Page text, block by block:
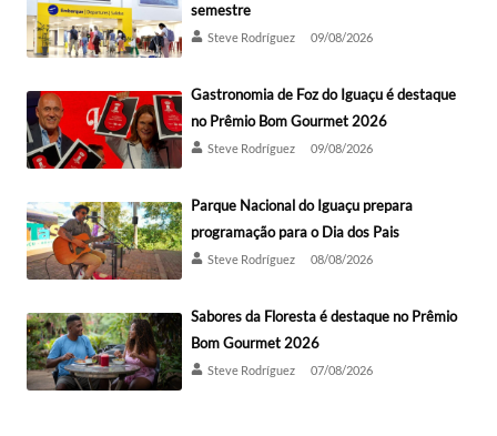
semestre
Steve Rodríguez 09/08/2026
Gastronomia de Foz do Iguaçu é destaque
no Prêmio Bom Gourmet 2026
Steve Rodríguez 09/08/2026
Parque Nacional do Iguaçu prepara
programação para o Dia dos Pais
Steve Rodríguez 08/08/2026
Sabores da Floresta é destaque no Prêmio
Bom Gourmet 2026
Steve Rodríguez 07/08/2026